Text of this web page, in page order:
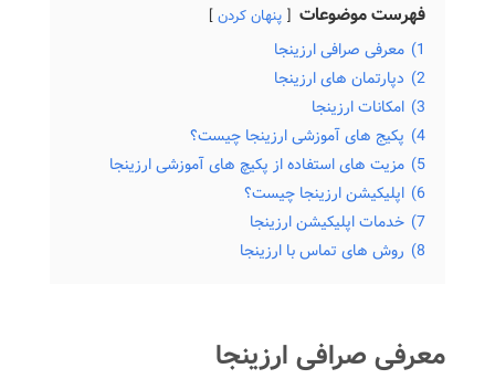
فهرست موضوعات پنهان کردن
1) معرفی صرافی ارزینجا
2) دپارتمان های ارزینجا
3) امکانات ارزینجا
4) پکیج های آموزشی ارزینجا چیست؟
5) مزیت های استفاده از پکیچ های آموزشی ارزینجا
6) اپلیکیشن ارزینجا چیست؟
7) خدمات اپلیکیشن ارزینجا
8) روش های تماس با ارزینجا
معرفی صرافی ارزینجا